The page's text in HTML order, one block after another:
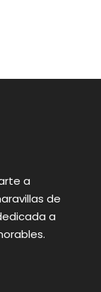
a
de
a